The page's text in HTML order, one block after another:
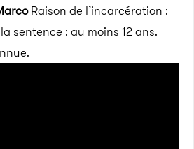
Raison de l’incarcération :
sentence : au moins 12 ans.